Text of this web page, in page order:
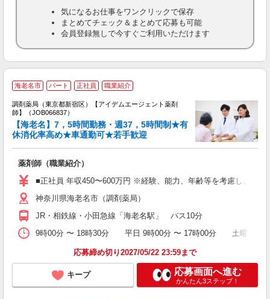
気になるお仕事をワンクリックで保存
まとめてチェック＆まとめて応募も可能
会員登録無しで今すぐご利用いただけます
海老名市 パート 正社員 職業紹介
調剤薬局（東京都新宿区）【アイデムエージェント薬剤
師】（JOB066837）
【海老名】7，5時間勤務・週37，5時間制★有
休消化率高め★車通勤可★若手歓迎
薬剤師（職業紹介）
■正社員 年収450〜600万円 ※経験、能力、年齢等を考慮し、当
神奈川県海老名市（調剤薬局）
JR・相鉄線・小田急線「海老名駅」 バス10分
9時00分 〜 18時30分 平日 9時00分 〜 17時00分 土曜 実
応募締め切り2027/05/22 23:59まで
キープ 応募画面へ進む
かんたん3ステップ！